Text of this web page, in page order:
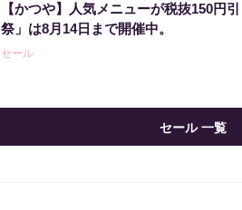
【かつや】人気メニューが税抜150円
祭」は8月14日まで開催中。
セール
セール 一覧